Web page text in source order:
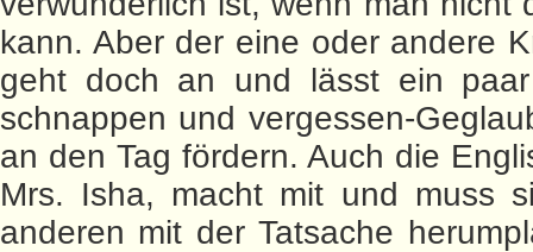
kann. Aber der eine oder andere
geht doch an und lässt ein
schnappen und vergessen-
an den Tag fördern. Auch die
Mrs. Isha, macht mit und muss
anderen mit der Tatsache